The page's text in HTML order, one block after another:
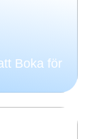
Boka för